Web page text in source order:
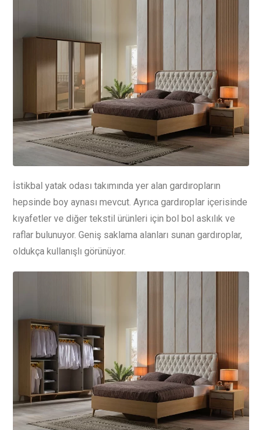
İstikbal yatak odası takımında yer alan gardıropların
hepsinde boy aynası mevcut. Ayrıca gardıroplar içerisinde
kıyafetler ve diğer tekstil ürünleri için bol bol askılık ve
raflar bulunuyor. Geniş saklama alanları sunan gardıroplar,
oldukça kullanışlı görünüyor.